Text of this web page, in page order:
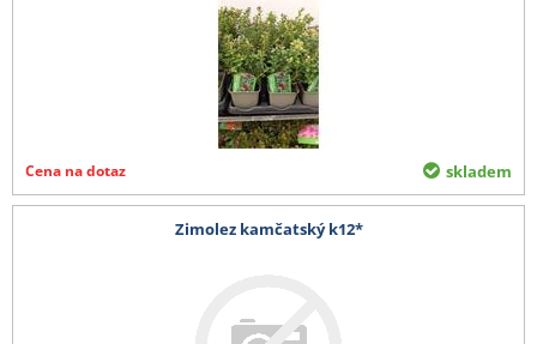
Cena na dotaz skladem
Zimolez kamčatský k12*